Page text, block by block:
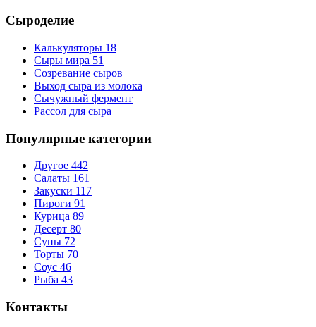
Сыроделие
Калькуляторы 18
Сыры мира 51
Созревание сыров
Выход сыра из молока
Сычужный фермент
Рассол для сыра
Популярные категории
Другое 442
Салаты 161
Закуски 117
Пироги 91
Курица 89
Десерт 80
Супы 72
Торты 70
Соус 46
Рыба 43
Контакты